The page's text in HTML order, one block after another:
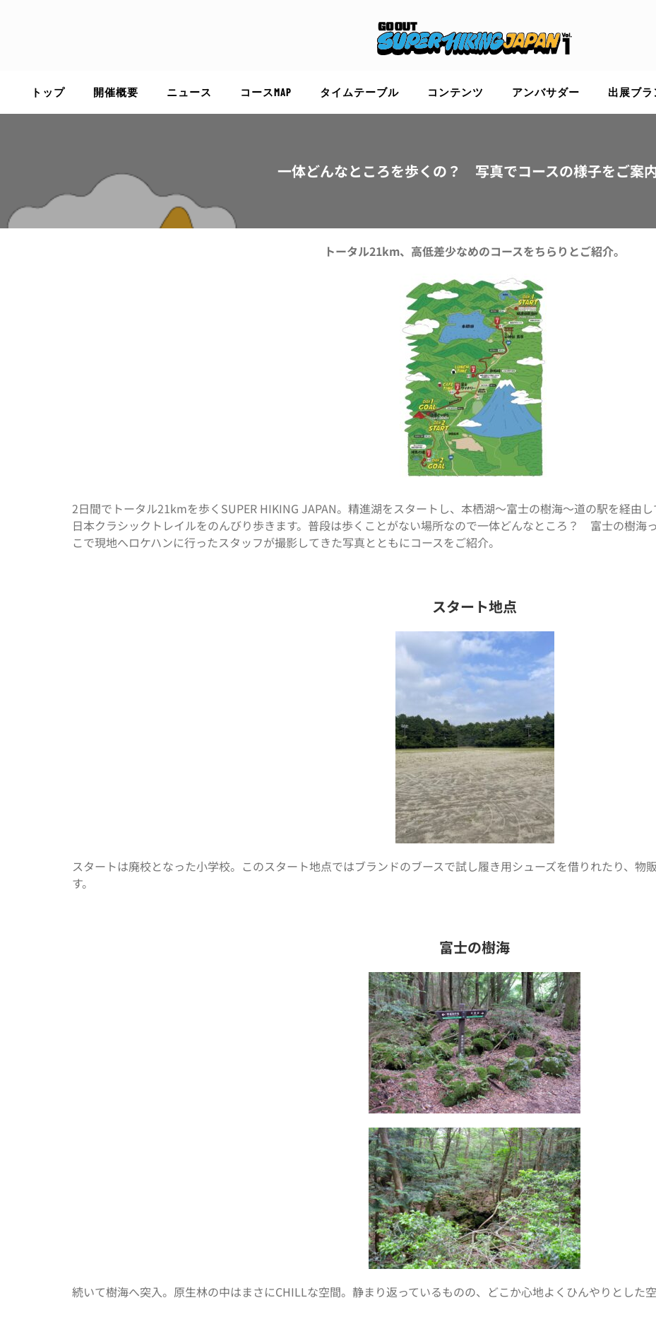
トップ 開催概要 ニュース コースMAP タイムテーブル コンテンツ アンバサダー 出展ブラ
一体どんなところを歩くの？ 写真でコースの様子をご案内
トータル21km、高低差少なめのコースをちらりとご紹介。
2日間でトータル21kmを歩くSUPER HIKING JAPAN。精進湖をスタートし、本栖湖〜富士の樹海〜道の駅を経由
日本クラシックトレイルをのんびり歩きます。普段は歩くことがない場所なので一体どんなところ？ 富士の樹海
こで現地へロケハンに行ったスタッフが撮影してきた写真とともにコースをご紹介。
スタート地点
スタートは廃校となった小学校。このスタート地点ではブランドのブースで試し履き用シューズを借りれたり、物
す。
富士の樹海
続いて樹海へ突入。原生林の中はまさにCHILLな空間。静まり返っているものの、どこか心地よくひんやりとした